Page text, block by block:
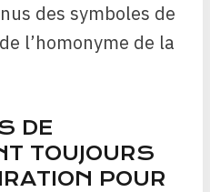
des symboles de
l’homonyme de la
DE
TOUJOURS
POUR